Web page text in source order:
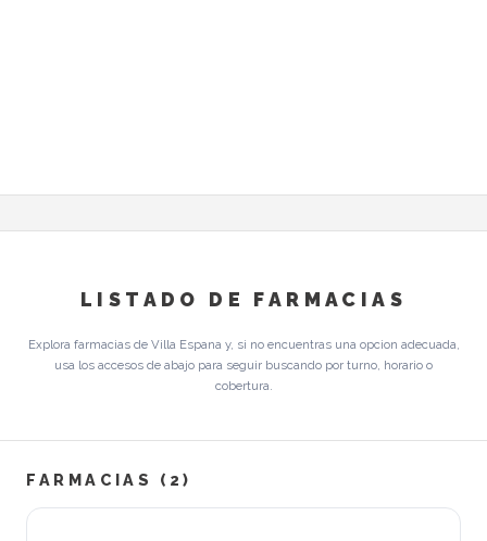
LISTADO DE FARMACIAS
Explora farmacias de Villa Espana y, si no encuentras una opcion adecuada,
usa los accesos de abajo para seguir buscando por turno, horario o
cobertura.
FARMACIAS (2)